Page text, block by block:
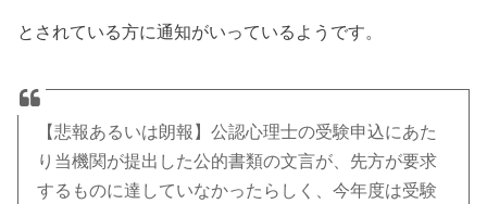
とされている方に通知がいっているようです。
【悲報あるいは朗報】公認心理士の受験申込にあた
り当機関が提出した公的書類の文言が、先方が要求
するものに達していなかったらしく、今年度は受験